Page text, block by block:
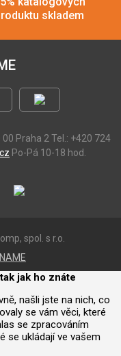
skladem
00 Praha 2 Tel.: +420 724
Po-Pá 10-18 hod.
spol. s r.o.
jak ho znáte
našli jste na nich, co
se vám věci, které
se zpracováním
se ukládají ve vašem